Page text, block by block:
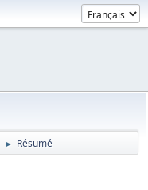
► Résumé